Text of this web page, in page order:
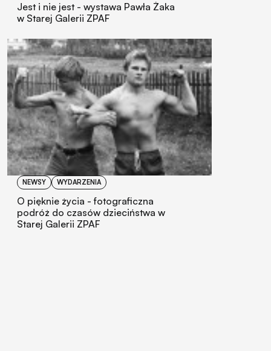
Jest i nie jest - wystawa Pawła Żaka
w Starej Galerii ZPAF
NEWSY WYDARZENIA
O pięknie życia - fotograficzna
podróż do czasów dzieciństwa w
Starej Galerii ZPAF